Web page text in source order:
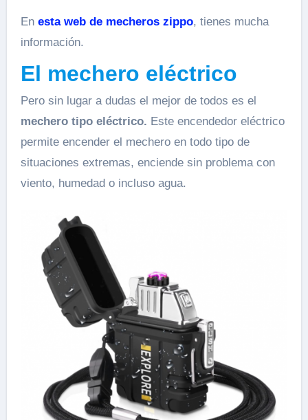
En esta web de mecheros zippo, tienes mucha
información.
El mechero eléctrico
Pero sin lugar a dudas el mejor de todos es el
mechero tipo eléctrico. Este encendedor eléctrico
permite encender el mechero en todo tipo de
situaciones extremas, enciende sin problema con
viento, humedad o incluso agua.